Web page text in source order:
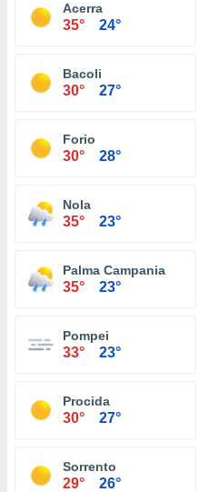
Acerra
35° 24°
Bacoli
30° 27°
Forio
30° 28°
Nola
35° 23°
Palma Campania
35° 23°
Pompei
33° 23°
Procida
30° 27°
Sorrento
29° 26°